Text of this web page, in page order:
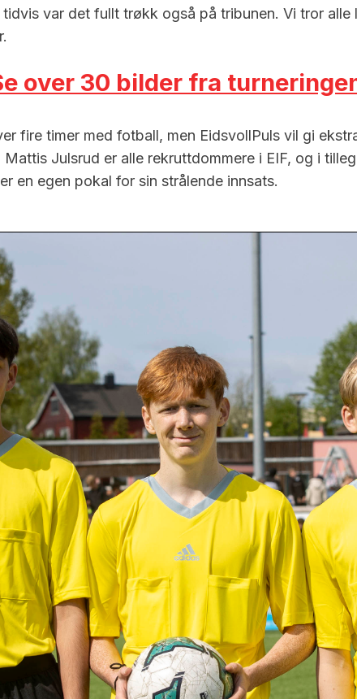
var det fullt trøkk også på tribunen. Vi tror
over 30 bilder fra
fire timer med fotball, men EidsvollPuls vil gi
Julsrud er alle rekruttdommere i EIF, og i
en egen pokal for sin strålende innsats.